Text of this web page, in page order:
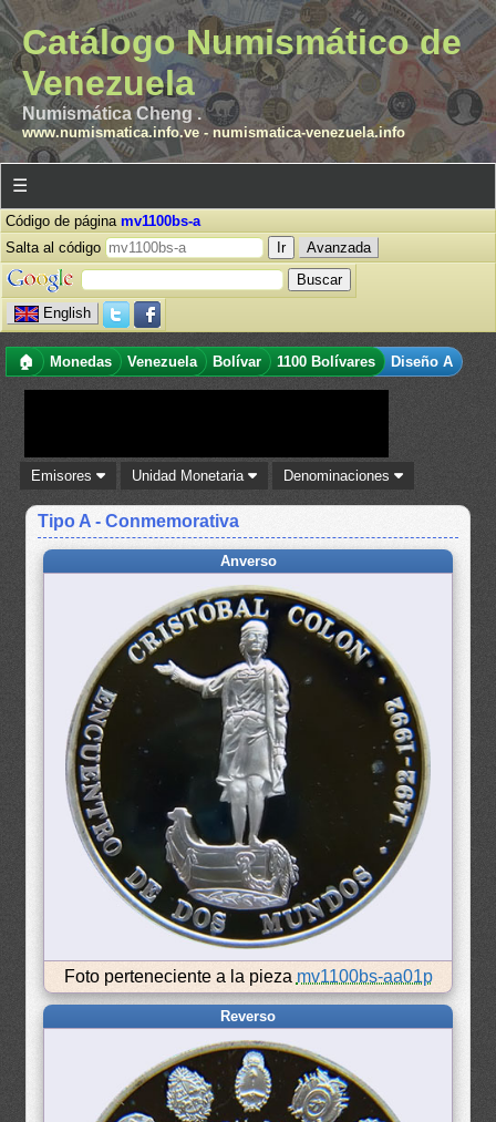
Catálogo Numismático de
Venezuela
Numismática Cheng .
www.numismatica.info.ve- numismatica-venezuela.info
☰
Código de página mv1100bs-a
Salta al código
Avanzada
English
🏠 Monedas Venezuela Bolívar 1100 Bolívares Diseño A
Emisores Unidad Monetaria Denominaciones
Tipo A - Conmemorativa
Anverso
Foto perteneciente a la pieza mv1100bs-aa01p
Reverso